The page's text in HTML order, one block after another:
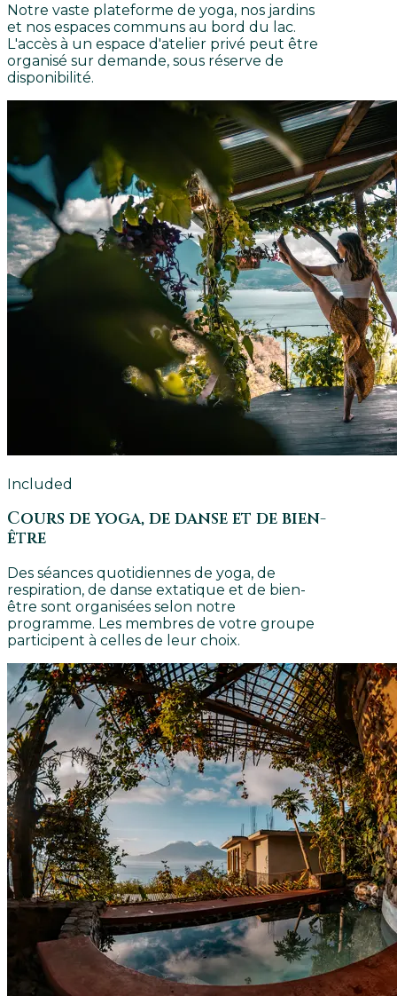
Notre vaste plateforme de yoga, nos jardins
et nos espaces communs au bord du lac.
L'accès à un espace d'atelier privé peut être
organisé sur demande, sous réserve de
disponibilité.
Included
Cours de yoga, de danse et de bien-
être
Des séances quotidiennes de yoga, de
respiration, de danse extatique et de bien-
être sont organisées selon notre
programme. Les membres de votre groupe
participent à celles de leur choix.